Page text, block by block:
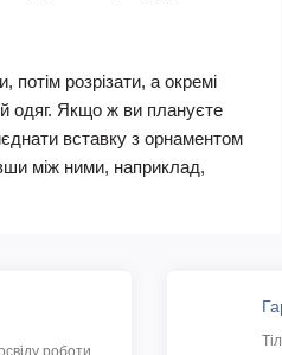
розрізати, а окремі
одяг. Якщо ж ви плануєте
вставку з орнаментом
між ними, наприклад,
роботи